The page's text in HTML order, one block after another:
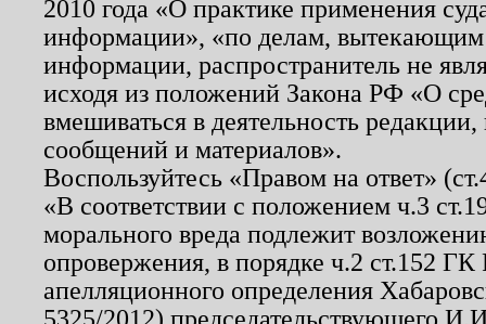
2010 года «О практике применения
информации», «по делам, вытекающим
информации, распространитель не
исходя из положений Закона РФ «О
вмешиваться в деятельность
сообщений и материалов».
Воспользуйтесь «Правом на ответ»
«В соответствии с положением ч.3
морального вреда подлежит
опровержения, в порядке ч.2 ст.152
апелляционного определения
5325/2012) председательствующего